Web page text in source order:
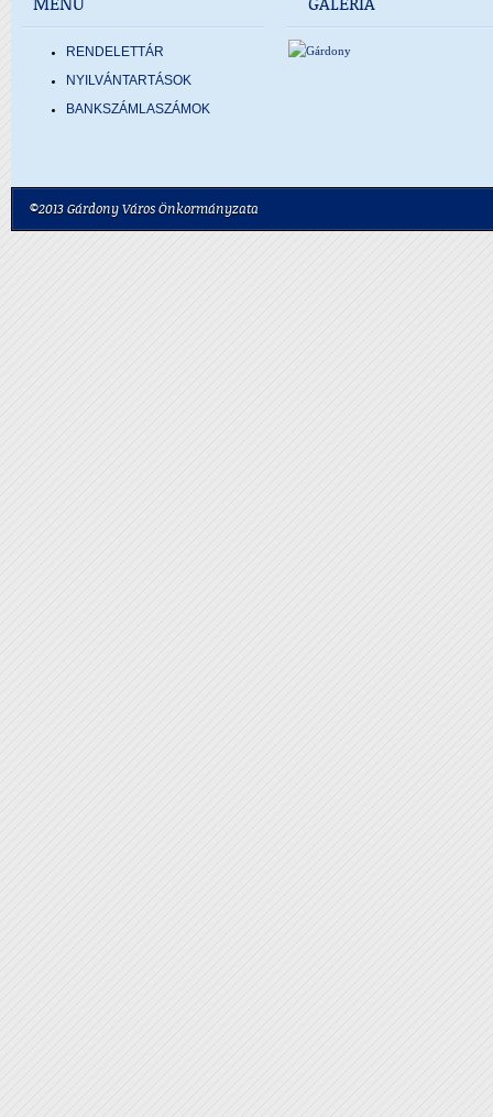
MENÜ
RENDELETTÁR
NYILVÁNTARTÁSOK
BANKSZÁMLASZÁMOK
GALÉRIA
©2013 Gárdony Város Önkormányzata